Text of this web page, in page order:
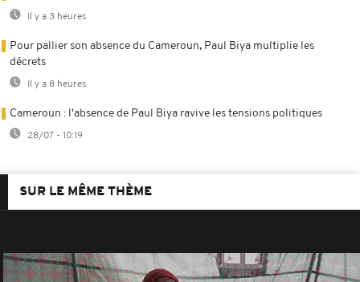
Il y a 3 heures
Pour pallier son absence du Cameroun, Paul Biya multiplie les
décrets
Il y a 8 heures
Cameroun : l'absence de Paul Biya ravive les tensions politiques
28/07 - 10:19
SUR LE MÊME THÈME